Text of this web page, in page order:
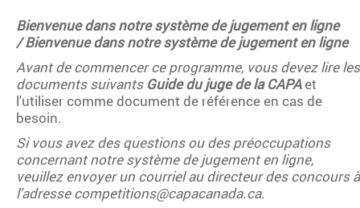
Bienvenue dans notre système de jugement en ligne
/Bienvenue dans notre système de jugement en ligne
Avant de commencer ce programme, vous devez lire les
documents suivants Guide du juge de la CAPAet
l'utiliser comme document de référence en cas de
besoin.
Si vous avez des questions ou des préoccupations
concernant notre système de jugement en ligne,
veuillez envoyer un courriel au directeur des concours à
l'adresse competitions@capacanada.ca.